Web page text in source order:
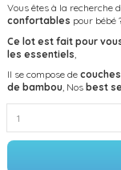
Vous êtes à la recherche
confortables pour bébé
Ce lot est fait pour
les essentiels
Il se compose de
de bambou, Nos best